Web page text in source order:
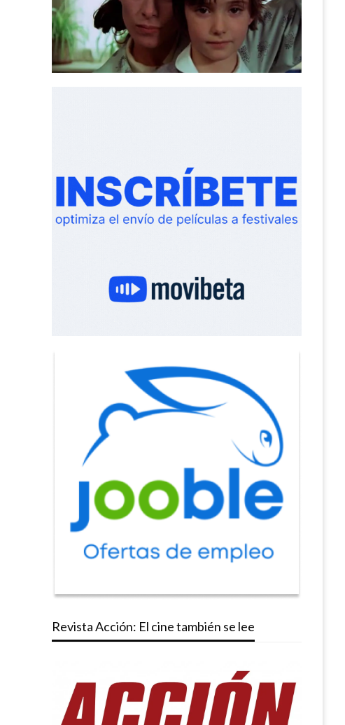
Revista Acción: El cine también se lee